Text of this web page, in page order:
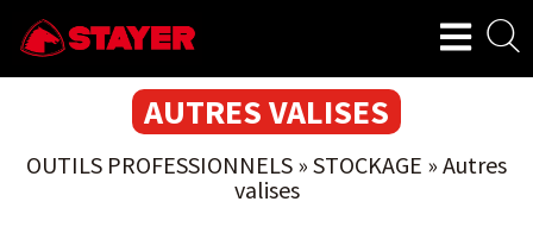
AUTRES VALISES
OUTILS PROFESSIONNELS » STOCKAGE » Autres
valises